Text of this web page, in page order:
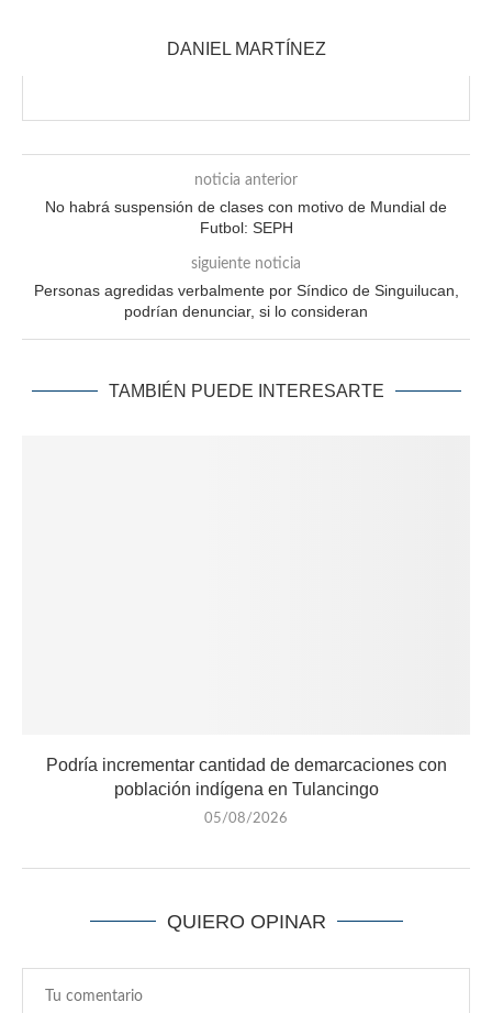
DANIEL MARTÍNEZ
noticia anterior
No habrá suspensión de clases con motivo de Mundial de
Futbol: SEPH
siguiente noticia
Personas agredidas verbalmente por Síndico de Singuilucan,
podrían denunciar, si lo consideran
TAMBIÉN PUEDE INTERESARTE
Podría incrementar cantidad de demarcaciones con
población indígena en Tulancingo
05/08/2026
QUIERO OPINAR